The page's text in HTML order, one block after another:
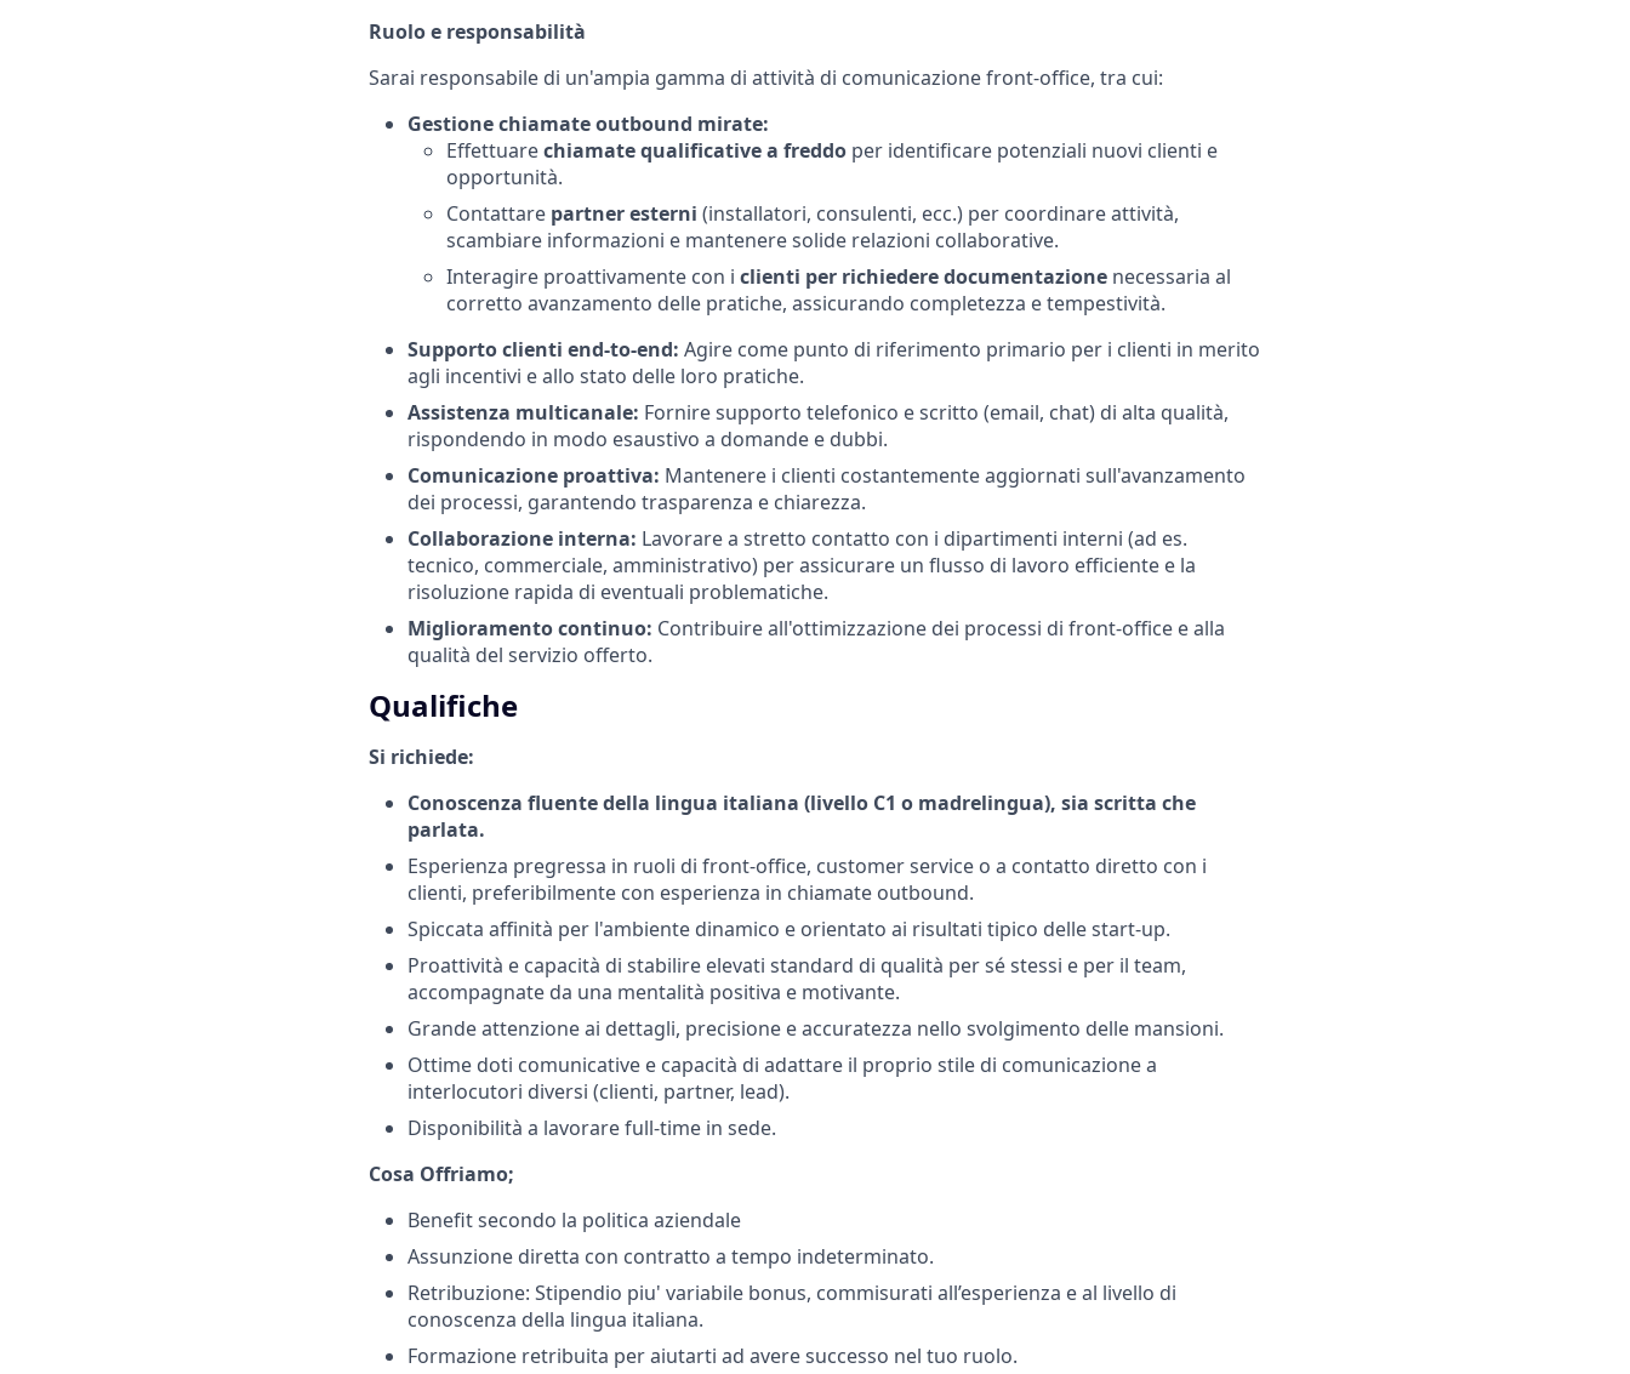
Ruolo e responsabilità
Sarai responsabile di un'ampia gamma di attività di comunicazione front-office, tra cui:
Gestione chiamate outbound mirate:
Effettuarechiamate qualificative a freddo per identificare potenziali nuovi clienti e
opportunità.
Contattare partner esterni (installatori, consulenti, ecc.) per coordinare attività,
scambiare informazioni e mantenere solide relazioni collaborative.
Interagire proattivamente con i clienti per richiedere documentazione necessaria al
corretto avanzamento delle pratiche, assicurando completezza e tempestività.
Supporto clienti end-to-end: Agire come punto di riferimento primario per i clienti in merito
agli incentivi e allo stato delle loro pratiche.
Assistenza multicanale: Fornire supporto telefonico e scritto (email, chat) di alta qualità,
rispondendo in modo esaustivo a domande e dubbi.
Comunicazione proattiva: Mantenere i clienti costantemente aggiornati sull'avanzamento
dei processi, garantendo trasparenza e chiarezza.
Collaborazione interna: Lavorare a stretto contatto con i dipartimenti interni (ad es.
tecnico, commerciale, amministrativo) per assicurare un flusso di lavoro efficiente e la
risoluzione rapida di eventuali problematiche.
Miglioramento continuo: Contribuire all'ottimizzazione dei processi di front-office e alla
qualità del servizio offerto.
Qualifiche
Si richiede:
Conoscenza fluente della lingua italiana (livello C1 o madrelingua), sia scritta che
parlata.
Esperienza pregressa in ruoli di front-office, customer service o a contatto diretto con i
clienti, preferibilmente con esperienza in chiamate outbound.
Spiccata affinità per l'ambiente dinamico e orientato ai risultati tipico delle start-up.
Proattività e capacità di stabilire elevati standard di qualità per sé stessi e per il team,
accompagnate da una mentalità positiva e motivante.
Grande attenzione ai dettagli, precisione e accuratezza nello svolgimento delle mansioni.
Ottime doti comunicative e capacità di adattare il proprio stile di comunicazione a
interlocutori diversi (clienti, partner, lead).
Disponibilità a lavorare full-time in sede.
Cosa Offriamo;
Benefit secondo la politica aziendale
Assunzione diretta con contratto a tempo indeterminato.
Retribuzione: Stipendio piu' variabile bonus, commisurati all’esperienza e al livello di
conoscenza della lingua italiana.
Formazione retribuita per aiutarti ad avere successo nel tuo ruolo.